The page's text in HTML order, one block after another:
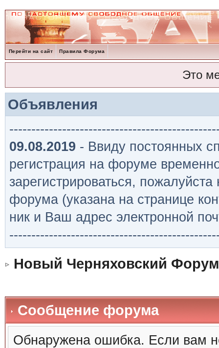
Перейти на сайт Правила Форума
Это
Объявления
09.08.2019 - Ввиду постоянных
регистрация на форуме
зарегистрироваться,
форума (указана на странице
ник и Ваш адрес электронной
Новый Черняховский Форум
Сообщение форума
Обнаружена ошибка. Если вам